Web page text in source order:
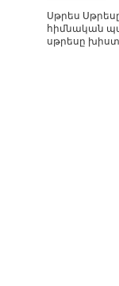
Սթրես
հիմնական
սթրեսը